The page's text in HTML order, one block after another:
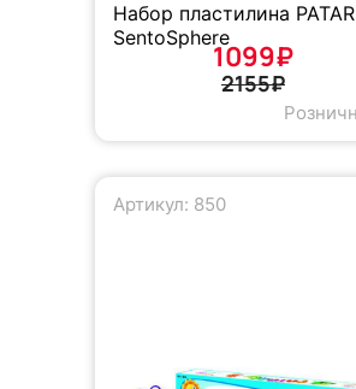
Набор пластилина
SentoSphere
1099₽
2155₽
Артикул: 850